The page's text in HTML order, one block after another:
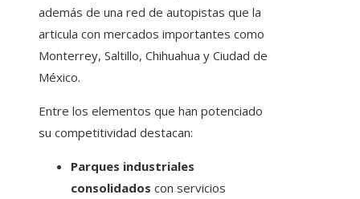
además de una red de autopistas que la
articula con mercados importantes como
Monterrey, Saltillo, Chihuahua y Ciudad de
México.
Entre los elementos que han potenciado
su competitividad destacan:
Parques industriales
consolidados con servicios